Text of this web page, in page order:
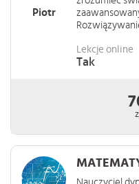
Piotr
Lekcje online
Tak